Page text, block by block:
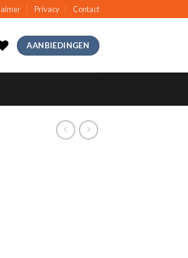
Privacy Contact
AANBIEDINGEN